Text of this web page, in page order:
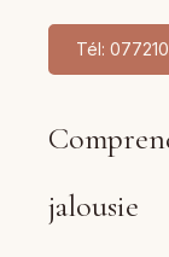
Tél:
jalousie